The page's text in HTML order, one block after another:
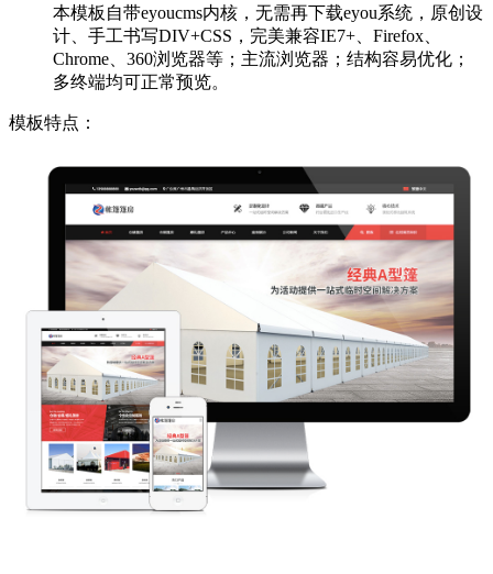
本模板自带eyoucms内核，无需再下载eyou系统，原创设
计、手工书写DIV+CSS，完美兼容IE7+、Firefox、
Chrome、360浏览器等；主流浏览器；结构容易优化；
多终端均可正常预览。
模板特点：